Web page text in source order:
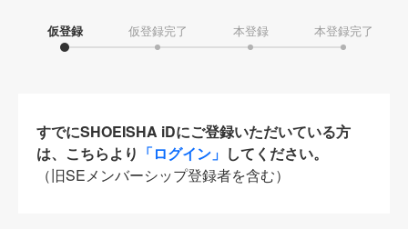
仮登録 仮登録完了 本登録 本登録完了
すでにSHOEISHA iDにご登録いただいている方
は、こちらより 「ログイン」 してください。
（旧SEメンバーシップ登録者を含む）